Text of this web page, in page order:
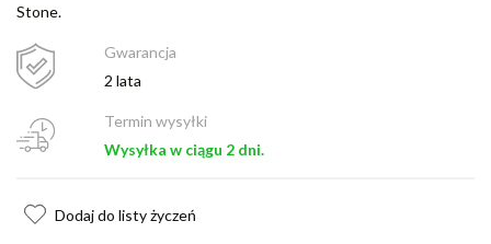
Stone.
Gwarancja
2 lata
Termin wysyłki
Wysyłka w ciągu 2 dni.
Dodaj do listy życzeń